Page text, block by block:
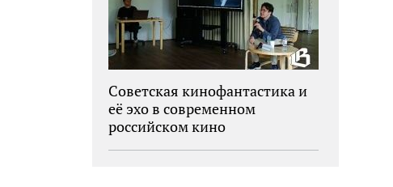
Советская кинофантастика и
её эхо в современном
российском кино